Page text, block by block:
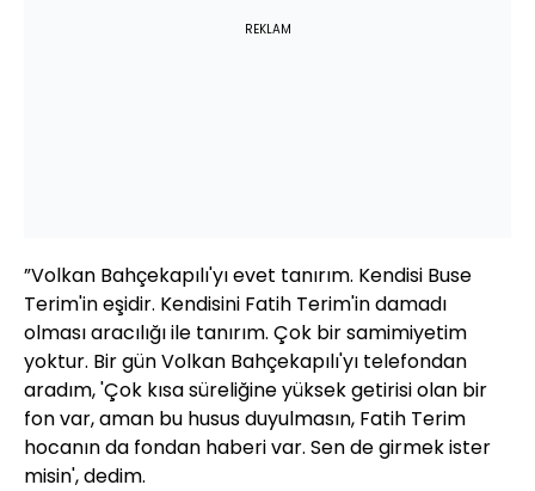
REKLAM
”Volkan Bahçekapılı'yı evet tanırım. Kendisi Buse
Terim'in eşidir. Kendisini Fatih Terim'in damadı
olması aracılığı ile tanırım. Çok bir samimiyetim
yoktur. Bir gün Volkan Bahçekapılı'yı telefondan
aradım, 'Çok kısa süreliğine yüksek getirisi olan bir
fon var, aman bu husus duyulmasın, Fatih Terim
hocanın da fondan haberi var. Sen de girmek ister
misin', dedim.